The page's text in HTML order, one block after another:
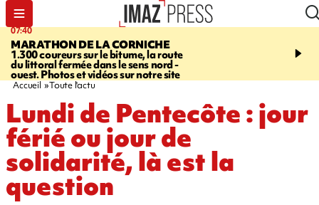
07:40
MARATHON DE LA CORNICHE
1.300 coureurs sur le bitume, la route
du littoral fermée dans le sens nord -
ouest. Photos et vidéos sur notre site
10:33
l’enfance - une
Accueil Toute l'actu
Lundi de Pentecôte : jour
férié ou jour de
solidarité, là est la
question